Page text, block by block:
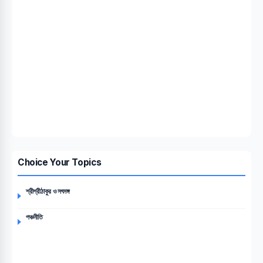
Choice Your Topics
শ্রীশ্রীঠাকুর ও সৎসঙ্গ
পঞ্চনীতি